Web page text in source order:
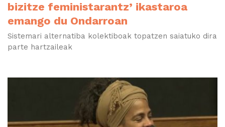
bizitze feministarantz’ ikastaroa
emango du Ondarroan
Sistemari alternatiba kolektiboak topatzen saiatuko dira
parte hartzaileak